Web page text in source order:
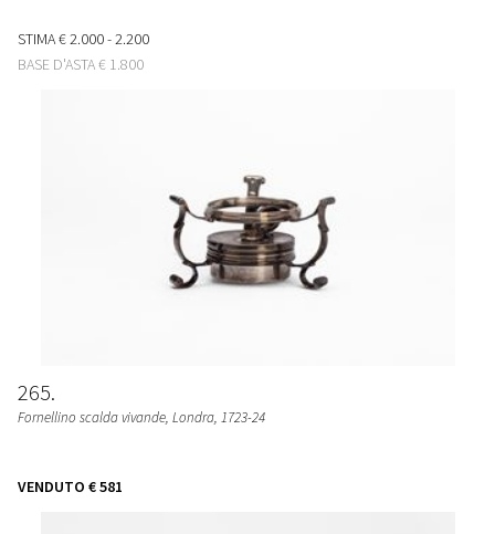
STIMA€ 2.000 - 2.200
BASE D'ASTA€ 1.800
265
Fornellino scalda vivande, Londra, 1723-24
VENDUTO € 581